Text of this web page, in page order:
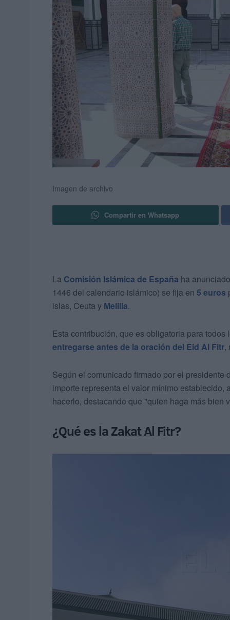
Imagen de archivo
Compartir en Whatsapp
La Comisión Islámica de España ha
1446 del calendario islámico) se fija en 5 euros
islas, Ceuta y Melilla.
Esta contribución, que es obligatoria para
entregarse antes de la oración del Eid Al Fitr,
Según el comunicado firmado por el
importe representa el valor mínimo
hacerlo, destacando que "quien haga más bien
¿Qué es la Zakat Al Fitr?